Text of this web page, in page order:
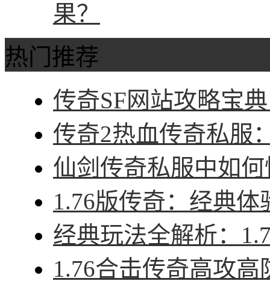
果？
热门推荐
传奇SF网站攻略宝
传奇2热血传奇私服
仙剑传奇私服中如
1.76版传奇：经典
经典玩法全解析：
1.76合击传奇高攻